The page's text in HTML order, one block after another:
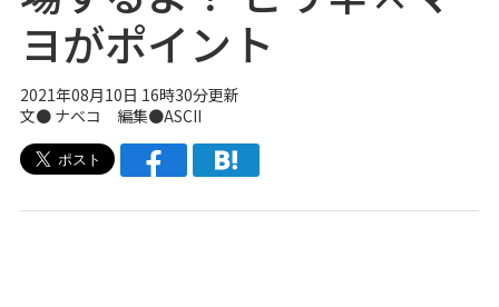
ヨがポイント
2021年08月10日 16時30分更新
文● ナベコ 編集●ASCII